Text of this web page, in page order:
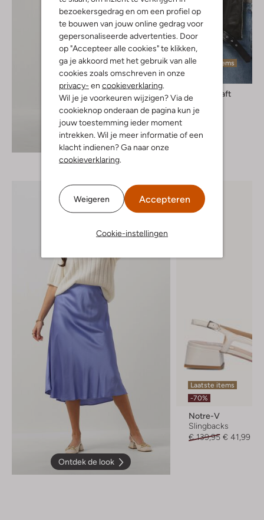
bezoekersgedrag en om een profiel op
te bouwen van jouw online gedrag voor
gepersonaliseerde advertenties. Door
op "Accepteer alle cookies" te klikken,
ga je akkoord met het gebruik van alle
cookies zoals omschreven in onze
privacy- en cookieverklaring.
Wil je je voorkeuren wijzigen? Via de
cookieknop onderaan de pagina kun je
jouw toestemming ieder moment
intrekken. Wil je meer informatie of een
klacht indienen? Ga naar onze
cookieverklaring.
Weigeren Accepteren
Cookie-instellingen
Ontdek de look
Laatste items
Goosecraft
Leren jas
€ 299,95
Ontdek de look
Laatste items
-70%
Notre-V
Slingbacks
€ 139,95 € 41,99